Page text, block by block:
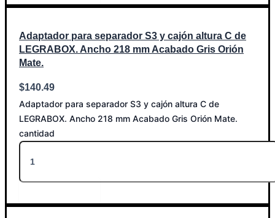
Adaptador para separador S3 y cajón altura C de
LEGRABOX. Ancho 218 mm Acabado Gris Orión
Mate.
$140.49
Adaptador para separador S3 y cajón altura C de
LEGRABOX. Ancho 218 mm Acabado Gris Orión Mate.
cantidad